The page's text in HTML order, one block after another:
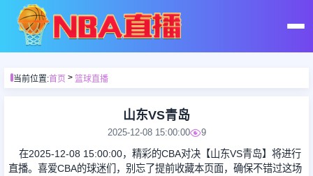
首页
篮球直播
当前位置:首页> 篮球直播
山东VS青岛
2025-12-08 15:00:00 9
在2025-12-08 15:00:00，精彩的CBA对决【山东VS青岛】将进行
直播。喜爱CBA的球迷们，别忘了提前收藏本页面，确保不错过这场